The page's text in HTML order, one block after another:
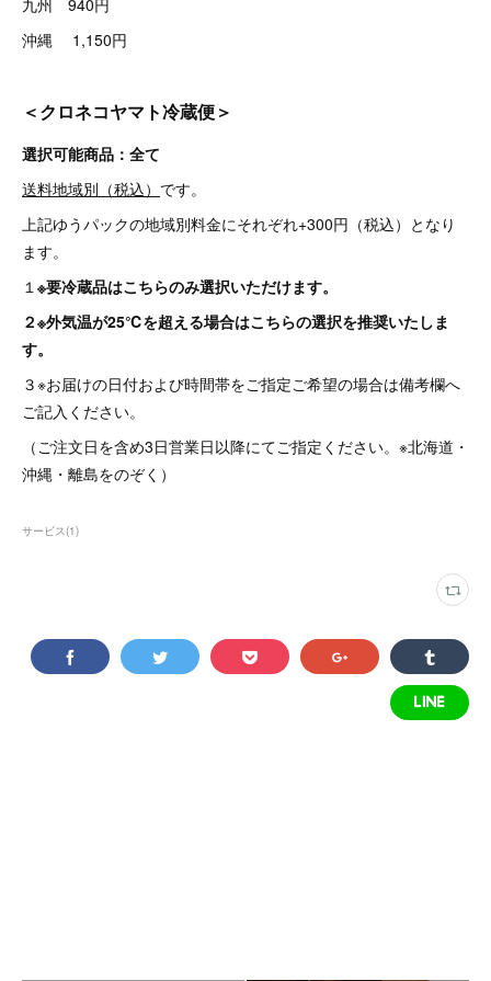
沖縄 1,150円
＜クロネコヤマト冷蔵便＞
選択可能商品：全て
送料地域別（税込） です。
上記ゆうパックの地域別料金にそれぞれ+300円（税込）となり
ます。
１※要冷蔵品はこちらのみ選択いただけます。
２※外気温が25℃を超える場合はこちらの選択を推奨いたしま
す。
３※お届けの日付および時間帯をご指定ご希望の場合は備考欄へ
ご記入ください。
（ご注文日を含め3日営業日以降にてご指定ください。※北海道・
沖縄・離島をのぞく）
サービス(1)